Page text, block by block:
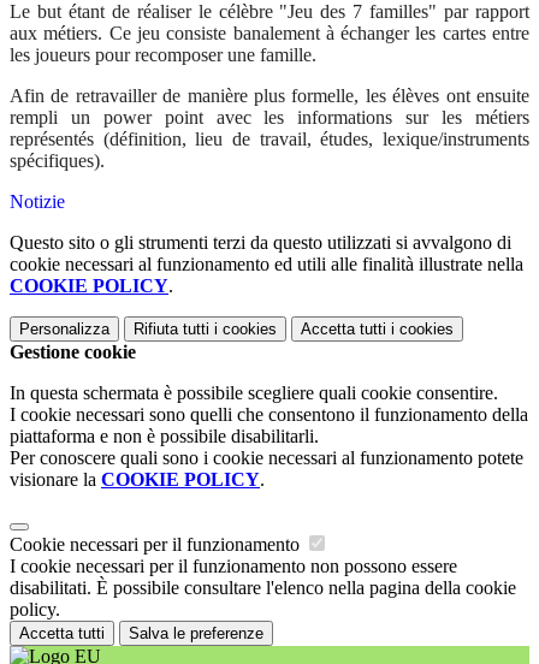
Le but étant de réaliser le célèbre "Jeu des 7 familles" par rapport
aux métiers. Ce jeu consiste banalement à échanger les cartes entre
les joueurs pour recomposer une famille.
Afin de retravailler de manière plus formelle, les élèves ont ensuite
rempli un power point avec les informations sur les métiers
représentés (définition, lieu de travail, études, lexique/instruments
spécifiques).
Notizie
Questo sito o gli strumenti terzi da questo utilizzati si avvalgono di
cookie necessari al funzionamento ed utili alle finalità illustrate nella
COOKIE POLICY.
Personalizza Rifiuta tutti i cookies Accetta tutti i cookies
Gestione cookie
In questa schermata è possibile scegliere quali cookie consentire.
I cookie necessari sono quelli che consentono il funzionamento della
piattaforma e non è possibile disabilitarli.
Per conoscere quali sono i cookie necessari al funzionamento potete
visionare la COOKIE POLICY.
Cookie necessari per il funzionamento
I cookie necessari per il funzionamento non possono essere
disabilitati. È possibile consultare l'elenco nella pagina della cookie
policy.
Accetta tutti Salva le preferenze